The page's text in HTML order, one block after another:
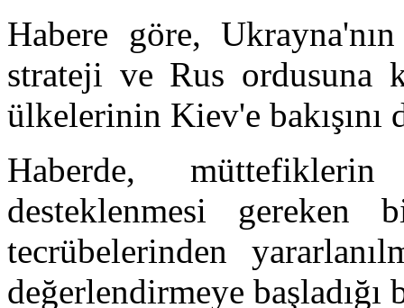
Habere göre,
strateji ve Rus ordusuna
ülkelerinin Kiev'e bakışını
Haberde,
desteklenmesi
tecrübelerinden
değerlendirmeye